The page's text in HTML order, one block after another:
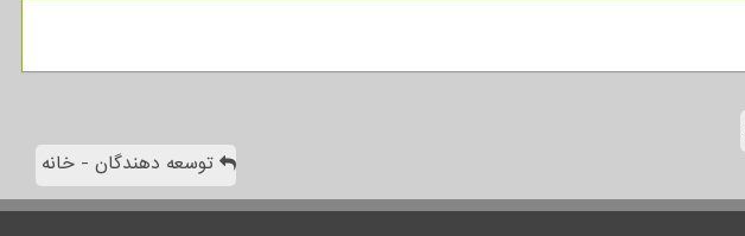
توسعه دهندگان - خانه